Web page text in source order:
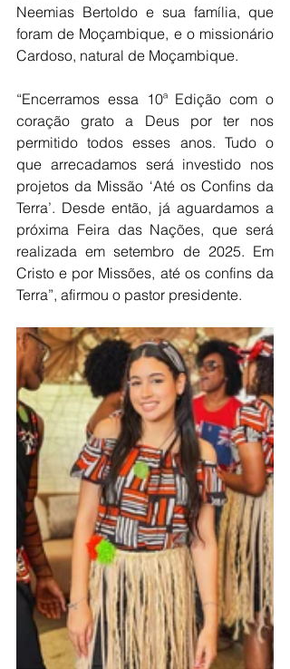
Neemias Bertoldo e sua família, que
foram de Moçambique, e o missionário
Cardoso, natural de Moçambique.
“Encerramos essa 10ª Edição com o
coração grato a Deus por ter nos
permitido todos esses anos. Tudo o
que arrecadamos será investido nos
projetos da Missão ‘Até os Confins da
Terra’. Desde então, já aguardamos a
próxima Feira das Nações, que será
realizada em setembro de 2025. Em
Cristo e por Missões, até os confins da
Terra”, afirmou o pastor presidente.